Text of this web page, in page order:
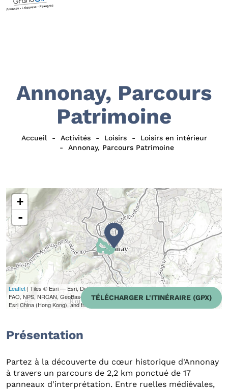
Annonay, Parcours
Patrimoine
Accueil Activités Loisirs
Loisirs en intérieur
Annonay, Parcours Patrimoine
+
-
Leaflet | Tiles © Esri — Esri, DeLorme, NAVTEQ, TomTom, Intermap, iPC, USGS,
FAO, NPS, NRCAN, GeoBase, Kadaster NL, Ordnance Survey, Esri Japan, METI,
Esri China (Hong Kong), and the GIS User Community
TÉLÉCHARGER L'ITINÉRAIRE (GPX)
Présentation
Partez à la découverte du cœur historique d'Annonay
à travers un parcours de 2,2 km ponctué de 17
panneaux d'interprétation. Entre ruelles médiévales,